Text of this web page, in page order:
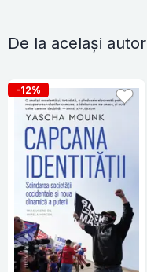
De la același autor
-12%